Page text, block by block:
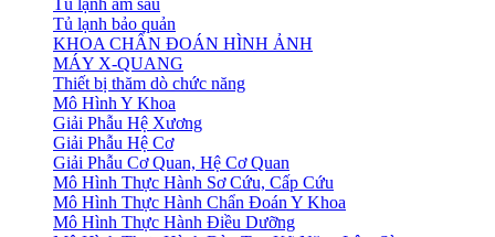
Tủ lạnh bảo quản
KHOA CHẨN ĐOÁN HÌNH ẢNH
MÁY X-QUANG
Thiết bị thăm dò chức năng
Mô Hình Y Khoa
Giải Phẫu Hệ Xương
Giải Phẫu Hệ Cơ
Giải Phẫu Cơ Quan, Hệ Cơ Quan
Mô Hình Thực Hành Sơ Cứu, Cấp Cứu
Mô Hình Thực Hành Chẩn Đoán Y Khoa
Mô Hình Thực Hành Điều Dưỡng